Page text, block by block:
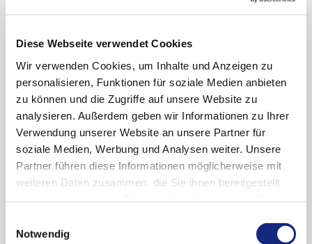
Diese Webseite verwendet Cookies
Wir verwenden Cookies, um Inhalte und Anzeigen zu
personalisieren, Funktionen für soziale Medien anbieten
zu können und die Zugriffe auf unsere Website zu
analysieren. Außerdem geben wir Informationen zu Ihrer
Verwendung unserer Website an unsere Partner für
soziale Medien, Werbung und Analysen weiter. Unsere
Partner führen diese Informationen möglicherweise mit
weiteren Daten zusammen, die Sie ihnen bereitgestellt
Cookies, wenn Sie unsere Webseite weiterhin
Notwendig
in Kombination mit anderen Antiepileptika für
Epilepsie (fokale Anfälle) mit oder ohne
sekundäre Generalisierung, wenn alle
anderen geeigneten
Arzneimittelkombinationen sich als
unzureichend erwiesen haben oder nicht
vertragen wurden.
(Stand: Februar 2019)
Stellungnahmen der AkdÄ
Verfahren
Fazit der
AkdÄ